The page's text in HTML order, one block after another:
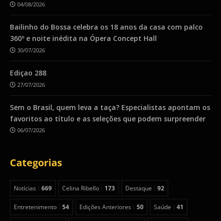
04/08/2026
Bailinho do Bossa celebra os 18 anos da casa com palco
360º e noite inédita na Ópera Concept Hall
30/07/2026
Ediçao 288
27/07/2026
Sem o Brasil, quem leva a taça? Especialistas apontam os
favoritos ao título e as seleções que podem surpreender
06/07/2026
Categorias
Notícias 669 Celina Ribello 173 Destaque 92
Entretenimento 54 Edições Anteriores 50 Saúde 41